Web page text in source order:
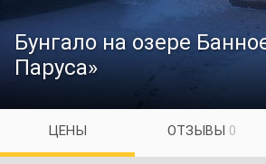
Бунгало на озере
Паруса»
ЦЕНЫ ОТЗЫВЫ 0